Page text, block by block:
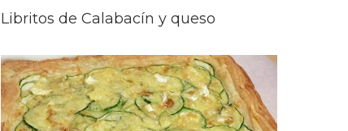
Libritos de Calabacín y queso